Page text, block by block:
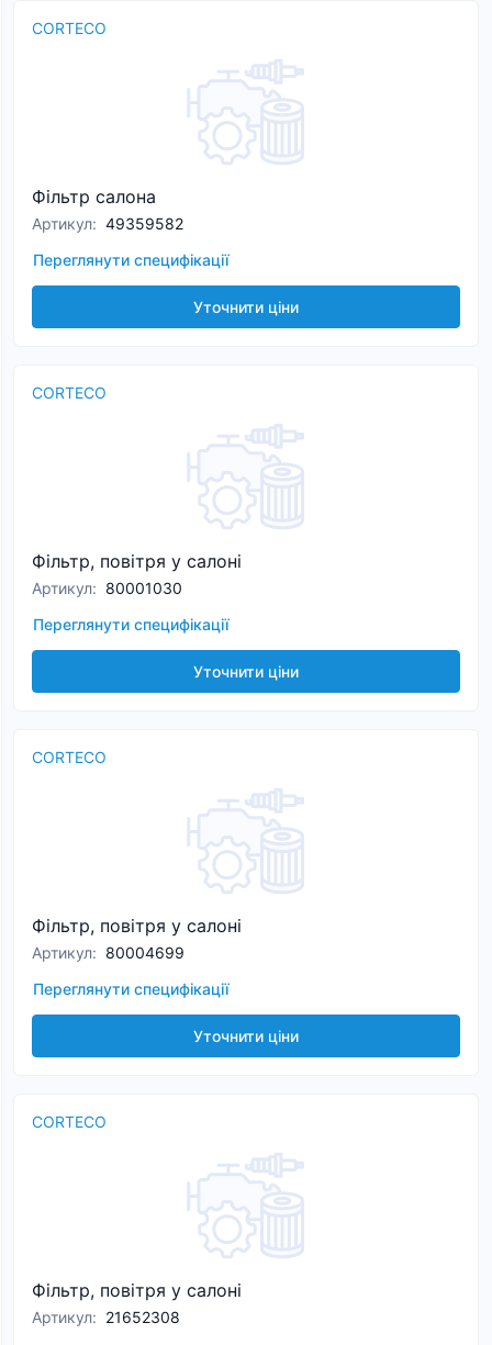
CORTECO
Фільтр салона
Артикул: 49359582
Переглянути специфікації
Уточнити ціни
CORTECO
Фільтр, повітря у салоні
Артикул: 80001030
Переглянути специфікації
Уточнити ціни
CORTECO
Фільтр, повітря у салоні
Артикул: 80004699
Переглянути специфікації
Уточнити ціни
CORTECO
Фільтр, повітря у салоні
Артикул: 21652308